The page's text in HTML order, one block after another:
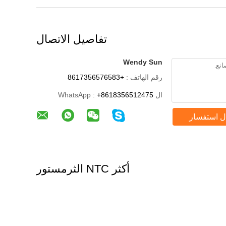
تفاصيل الاتصال
Wendy Sun
رقم الهاتف : +8617356576583
ال WhatsApp : +8618356512475
استفسار
أكثر NTC الثرمستور